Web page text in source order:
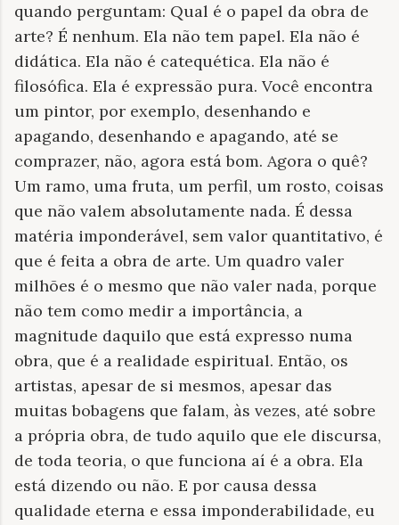
quando perguntam: Qual é o papel da obra de
arte? É nenhum. Ela não tem papel. Ela não é
didática. Ela não é catequética. Ela não é
filosófica. Ela é expressão pura. Você encontra
um pintor, por exemplo, desenhando e
apagando, desenhando e apagando, até se
comprazer, não, agora está bom. Agora o quê?
Um ramo, uma fruta, um perfil, um rosto, coisas
que não valem absolutamente nada. É dessa
matéria imponderável, sem valor quantitativo, é
que é feita a obra de arte. Um quadro valer
milhões é o mesmo que não valer nada, porque
não tem como medir a importância, a
magnitude daquilo que está expresso numa
obra, que é a realidade espiritual. Então, os
artistas, apesar de si mesmos, apesar das
muitas bobagens que falam, às vezes, até sobre
a própria obra, de tudo aquilo que ele discursa,
de toda teoria, o que funciona aí é a obra. Ela
está dizendo ou não. E por causa dessa
qualidade eterna e essa imponderabilidade, eu